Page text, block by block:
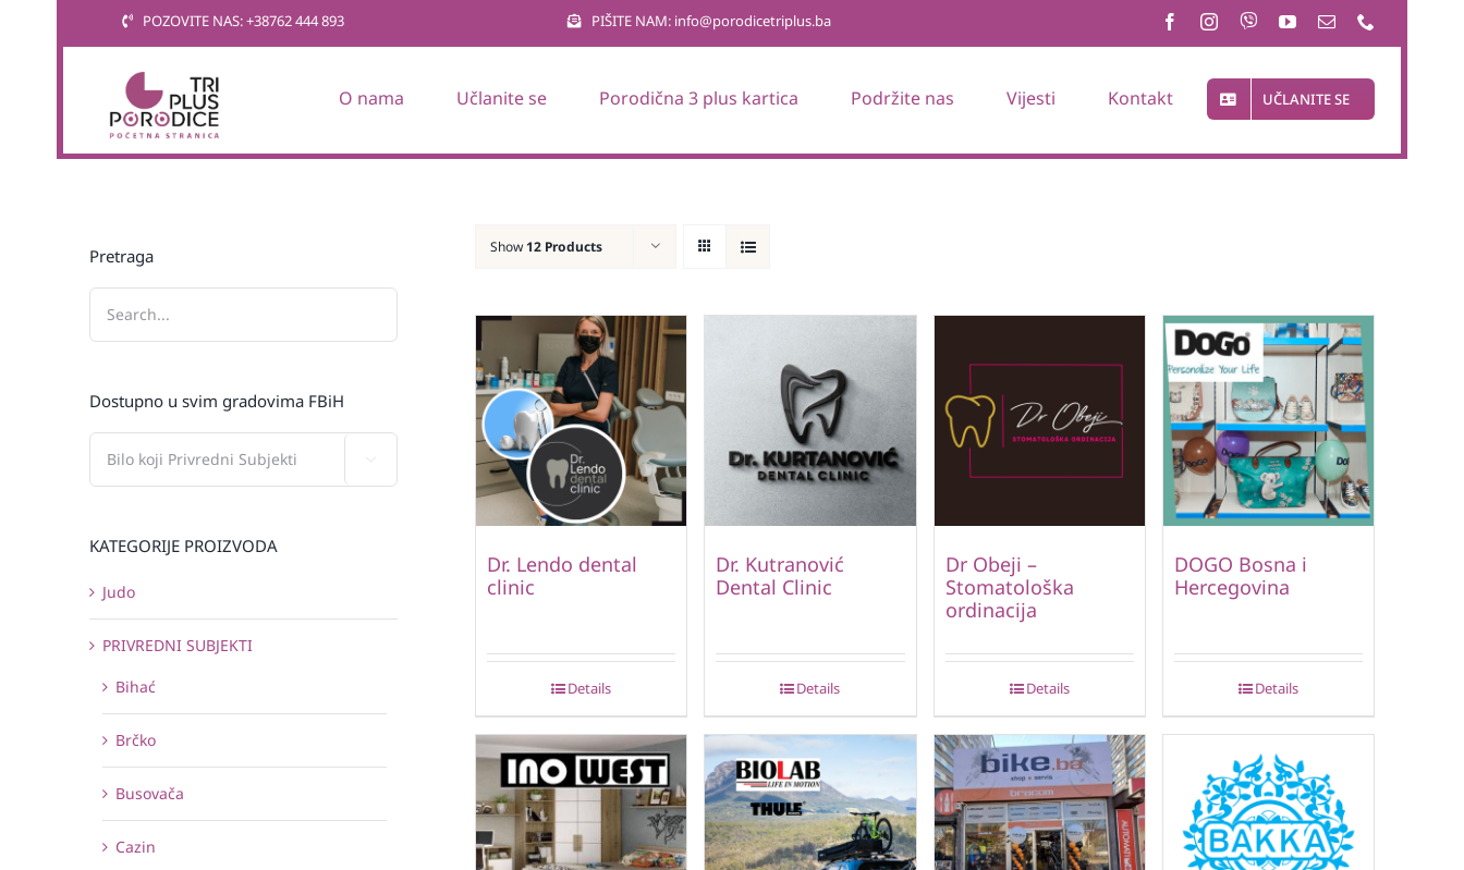
POZOVITE NAS: +38762 444 893 PIŠITE NAM: info@porodicetriplus.ba
O nama Učlanite se Porodična 3 plus kartica Podržite nas Vijesti Kontakt UČLANITE SE
Show 12 Products
Dr. Lendo dental
clinic
Details
Dr. Kutranović
Dental Clinic
Details
Dr Obeji –
Stomatološka
ordinacija
Details
DOGO Bosna i
Hercegovina
Details
Pretraga
Dostupno u svim gradovima FBiH
KATEGORIJE PROIZVODA
Judo
PRIVREDNI SUBJEKTI
Bihać
Brčko
Busovača
Cazin